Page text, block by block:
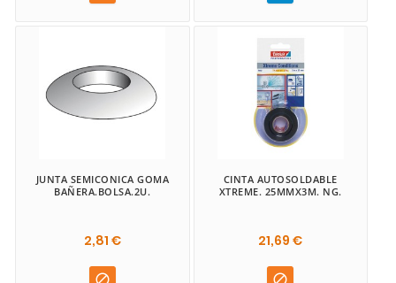
JUNTA SEMICONICA GOMA
BAÑERA.BOLSA.2U.
2,81 €

CINTA AUTOSOLDABLE
XTREME. 25MMX3M. NG.
21,69 €
